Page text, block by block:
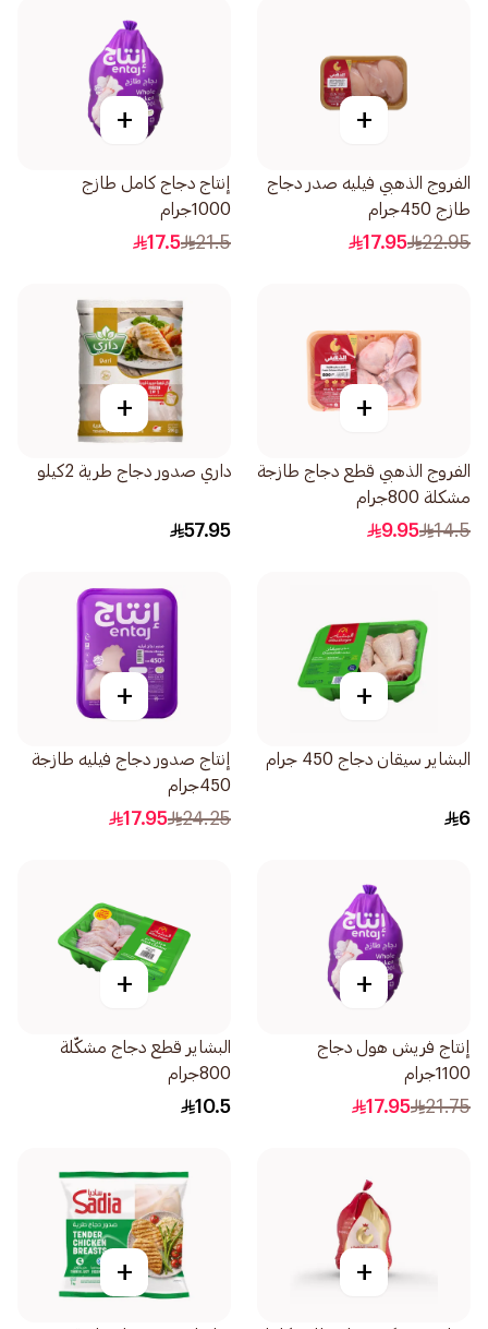
+
الفروج الذهبي فيليه صدر دجاج
طازج 450جرام
22.95
17.95
+
إنتاج دجاج كامل طازج
1000جرام
21.5
17.5
+
الفروج الذهبي قطع دجاج طازجة
مشكلة 800جرام
14.5
9.95
+
داري صدور دجاج طرية 2كيلو
57.95
+
البشاير سيقان دجاج 450 جرام
6
+
إنتاج صدور دجاج فيليه طازجة
450جرام
24.25
17.95
+
إنتاج فريش هول دجاج
1100جرام
21.75
17.95
+
البشاير قطع دجاج مشكّلة
800جرام
10.5
+
+